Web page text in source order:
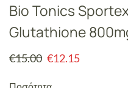
Bio Tonics
Glutathione
€15.00 €12.15